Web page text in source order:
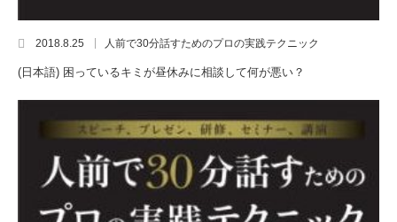
2018.8.25 人前で30分話すためのプロの実践テクニック
(日本語) 困っているキミが昼休みに相談して何が悪い？